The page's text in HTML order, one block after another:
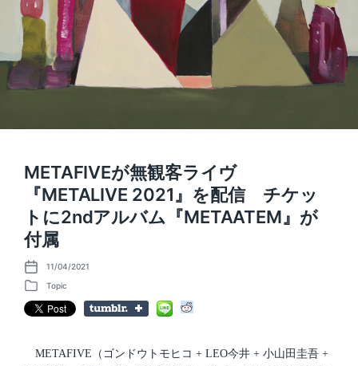
METAFIVEが無観客ライヴ
『METALIVE 2021』を配信 チケッ
トに2ndアルバム『METAATEM』が
付属
P
o
t
d
11/04/2021
P
o
s
Topic
METAFIVE（ゴンドウトモヒコ + LEO今井 + 小山田圭吾 +